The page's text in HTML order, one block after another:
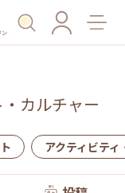
ン
・カルチャー
アクティビティ